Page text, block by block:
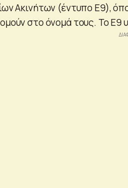
Ακινήτων (έντυπο Ε9),
στο όνομά τους. Το Ε9